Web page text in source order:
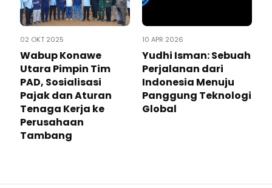
02 OKT 2025
Wabup Konawe
Utara Pimpin Tim
PAD, Sosialisasi
Pajak dan Aturan
Tenaga Kerja ke
Perusahaan
Tambang
10 APR 2026
Yudhi Isman: Sebuah
Perjalanan dari
Indonesia Menuju
Panggung Teknologi
Global